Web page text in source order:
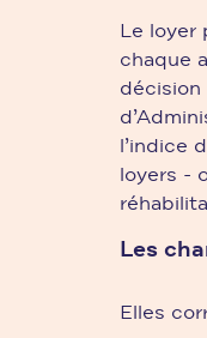
Le loyer
chaque
décision
l’indice
loyers -
Les
Elles